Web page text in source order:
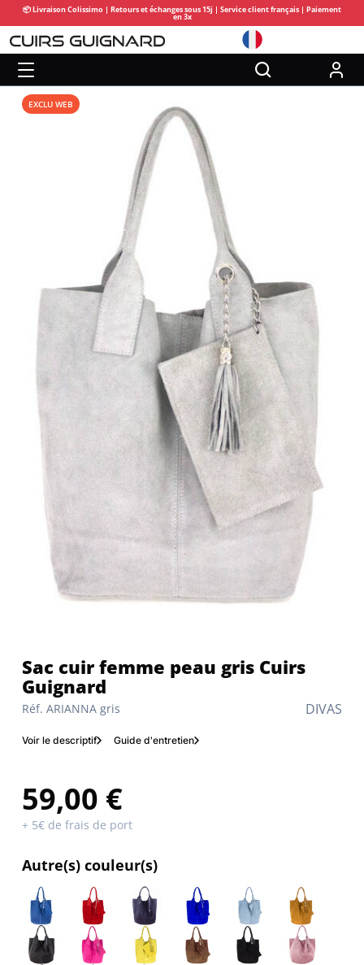
📦 Livraison Colissimo | Retours et échanges sous 15j | Service client français | Paiement
en 3x
DIVAS
Réf. ARIANNA gris
Sac cuir femme peau gris Cuirs
Guignard
Voir le descriptif Guide d'entretien
59,00 €
+ 5€ de frais de port
Autre(s) couleur(s)
EXCLU WEB